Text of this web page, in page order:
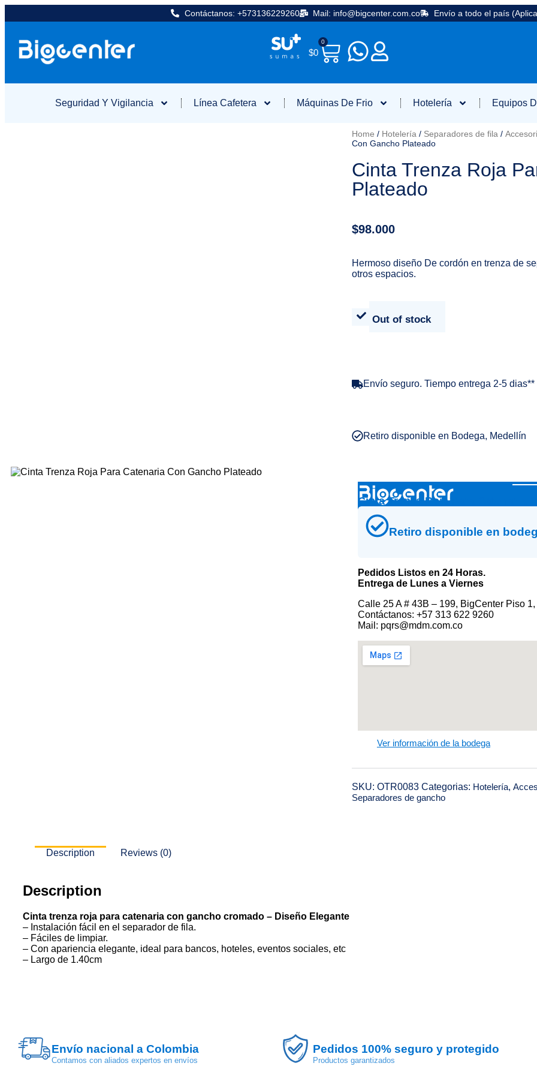
Contáctanos: +573136229260 Mail: info@bigcenter.com.co Envío a todo el país
$0
0
Seguridad Y Vigilancia Línea Cafetera Máquinas De Frio Hotelería Equipos
Home / Hotelería / Separadores de fila /
Con Gancho Plateado
Cinta Trenza Roja
Plateado
$98.000
Hermoso diseño De cordón en trenza de
otros espacios.
Out of stock
Envío seguro. Tiempo entrega 2-5 dias**
Retiro disponible en Bodega, Medellín
Cinta Trenza Roja Para Catenaria
Retiro disponible en
Pedidos Listos en 24 Horas.
Entrega de Lunes a Viernes
Calle 25 A # 43B – 199, BigCenter Piso
Contáctanos: +57 313 622 9260
Mail: pqrs@mdm.com.co
Ver información de la bodega
SKU: OTR0083 Categorias: Hotelería,
Separadores de gancho
Description Reviews (0)
Description
Cinta trenza roja para catenaria con gancho cromado – Diseño Elegante
– Instalación fácil en el separador de fila.
– Fáciles de limpiar.
– Con apariencia elegante, ideal para bancos, hoteles, eventos sociales, etc
– Largo de 1.40cm
Envío nacional a Colombia
Contamos con aliados expertos en envíos
Pedidos 100% seguro y protegido
Productos garantizados